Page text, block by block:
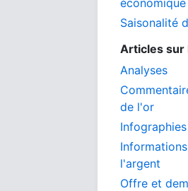
économique
Saisonalité
Articles sur
Analyses
de l'or
l'argent
Offre et